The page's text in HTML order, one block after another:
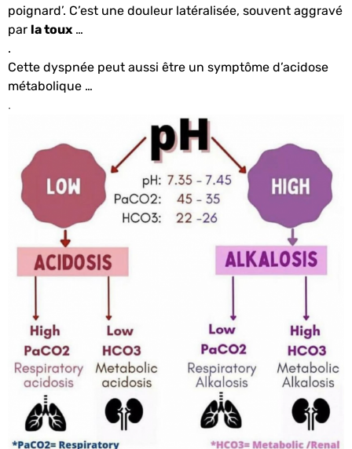
poignard’. C’est une douleur latéralisée, souvent aggravé
par la toux …
.
Cette dyspnée peut aussi être un symptôme d’acidose
métabolique …
.